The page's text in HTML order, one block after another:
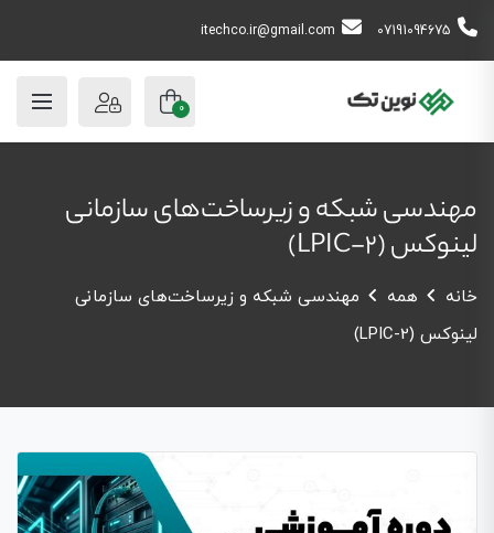
07191094675
itechco.ir@gmail.com
0
مهندسی شبکه و زیرساخت‌های سازمانی
لینوکس (LPIC-2)
خانه همه
مهندسی شبکه و زیرساخت‌های سازمانی
لینوکس (LPIC-2)